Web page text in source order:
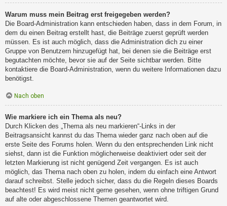
Warum muss mein Beitrag erst freigegeben werden?
Die Board-Administration kann entschieden haben, dass in dem Forum, in
dem du einen Beitrag erstellt hast, die Beiträge zuerst geprüft werden
müssen. Es ist auch möglich, dass die Administration dich zu einer
Gruppe von Benutzern hinzugefügt hat, bei denen sie die Beiträge erst
begutachten möchte, bevor sie auf der Seite sichtbar werden. Bitte
kontaktiere die Board-Administration, wenn du weitere Informationen dazu
benötigst.
Nach oben
Wie markiere ich ein Thema als neu?
Durch Klicken des „Thema als neu markieren“-Links in der
Beitragsansicht kannst du das Thema wieder ganz nach oben auf die
erste Seite des Forums holen. Wenn du den entsprechenden Link nicht
siehst, dann ist die Funktion möglicherweise deaktiviert oder seit der
letzten Markierung ist nicht genügend Zeit vergangen. Es ist auch
möglich, das Thema nach oben zu holen, indem du einfach eine Antwort
darauf schreibst. Stelle jedoch sicher, dass du die Regeln dieses Boards
beachtest! Es wird meist nicht gerne gesehen, wenn ohne triftigen Grund
auf alte oder abgeschlossene Themen geantwortet wird.